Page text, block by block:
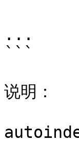
...
```
说明：